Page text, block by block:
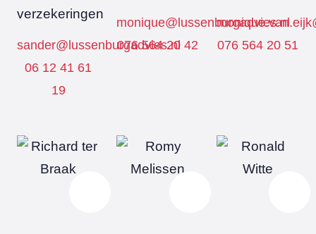
verzekeringen
sander@lussenburgadvies.nl
06 12 41 61
19
monique@lussenburgadvies.nl
076 564 20 42
076 564 20 51